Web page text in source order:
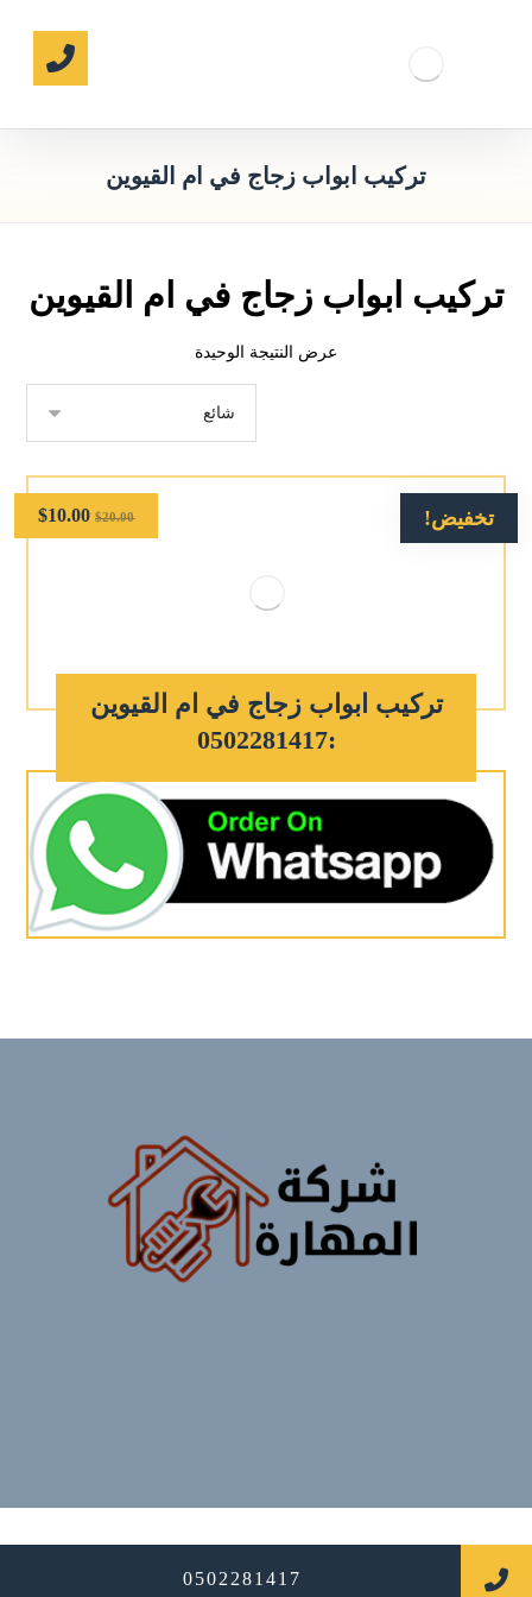
تركيب ابواب زجاج في ام القيوين
تركيب ابواب زجاج في ام القيوين
عرض النتيجة الوحيدة
تخفيض!
تركيب ابواب زجاج في ام القيوين
:0502281417
$20.00
$10.00
0502281417